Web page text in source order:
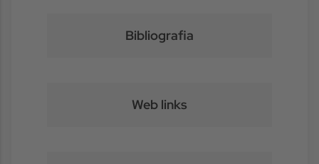
Bibliografia
Web links